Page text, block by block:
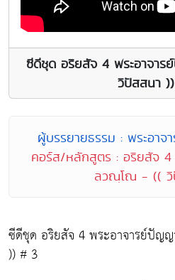
ซีดีชุด อริยสัจ 4 พระอาจ
วิปัสสนา
ผู้บรรยายธรรม : พระอ
คอร์ส/หลักสูตร : อริยสัจ
ลวณฺโณ - (( วิ
ซีดีชุด อริยสัจ 4 พระอาจารย์ปั
)) # 3